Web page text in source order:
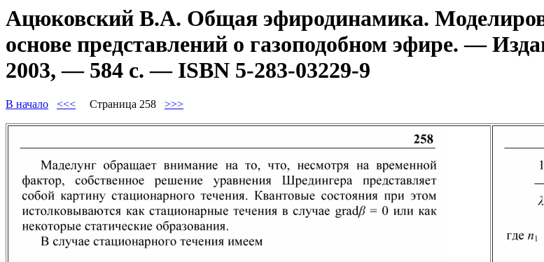
Ацюковский В.А. Общая эфиродинамика.
основе представлений о газоподобном эфире. —
2003, — 584 с. — ISBN 5-283-03229-9
В начало <<< Страница 258 >>>